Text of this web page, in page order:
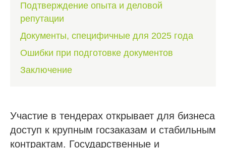
Подтверждение опыта и деловой
репутации
Документы, специфичные для 2025 года
Ошибки при подготовке документов
Заключение
Участие в тендерах открывает для бизнеса
доступ к крупным госзаказам и стабильным
контрактам. Государственные и